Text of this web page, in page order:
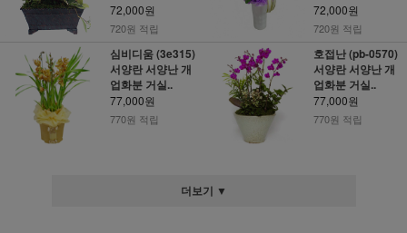
72,000원
720원 적립
72,000원
720원 적립
심비디움 (3e315)
서양란 서양난 개
업화분 거실..
77,000원
770원 적립
호접난 (pb-0570)
서양란 서양난 개
업화분 거실..
77,000원
770원 적립
더보기 ▼